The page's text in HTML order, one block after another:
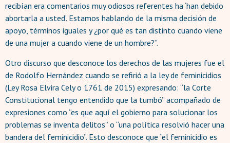
recibían era comentarios muy odiosos referentes ha ‘han debido
abortarla a usted’. Estamos hablando de la misma decisión de
apoyo, términos iguales y ¿por qué es tan distinto cuando viene
de una mujer a cuando viene de un hombre?”.
Otro discurso que desconoce los derechos de las mujeres fue el
de Rodolfo Hernández cuando se refirió a la ley de feminicidios
(Ley Rosa Elvira Cely o 1761 de 2015) expresando: “la Corte
Constitucional tengo entendido que la tumbó” acompañado de
expresiones como “es que aquí el gobierno para solucionar los
problemas se inventa delitos” o “una política resolvió hacer una
bandera del feminicidio”. Esto desconoce que “el feminicidio es